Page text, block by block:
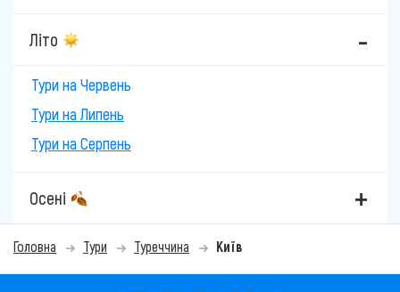
Літо
Тури на Червень
Тури на Липень
Тури на Серпень
Осені
Головна Тури Туреччина Київ